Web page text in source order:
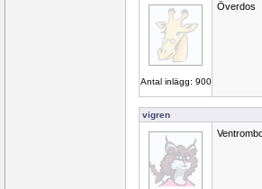
Antal inlägg: 900
Överdos
vigren